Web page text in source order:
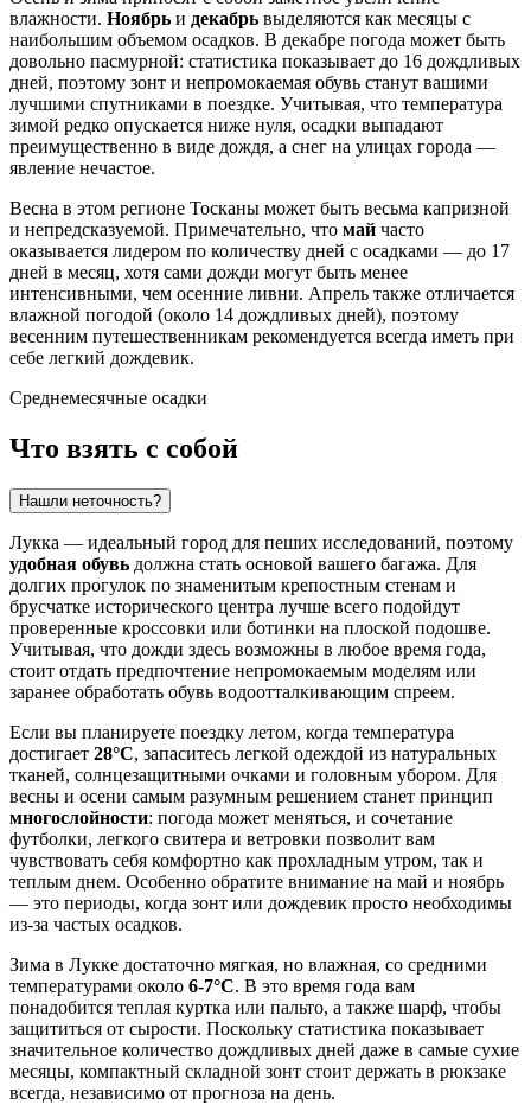
влажности. Ноябрь и декабрь выделяются как месяцы с
наибольшим объемом осадков. В декабре погода может быть
довольно пасмурной: статистика показывает до 16 дождливых
дней, поэтому зонт и непромокаемая обувь станут вашими
лучшими спутниками в поездке. Учитывая, что температура
зимой редко опускается ниже нуля, осадки выпадают
преимущественно в виде дождя, а снег на улицах города —
явление нечастое.
Весна в этом регионе Тосканы может быть весьма капризной
и непредсказуемой. Примечательно, что май часто
оказывается лидером по количеству дней с осадками — до 17
дней в месяц, хотя сами дожди могут быть менее
интенсивными, чем осенние ливни. Апрель также отличается
влажной погодой (около 14 дождливых дней), поэтому
весенним путешественникам рекомендуется всегда иметь при
себе легкий дождевик.
Среднемесячные осадки
Что взять с собой
Нашли неточность?
Лукка — идеальный город для пеших исследований, поэтому
удобная обувь должна стать основой вашего багажа. Для
долгих прогулок по знаменитым крепостным стенам и
брусчатке исторического центра лучше всего подойдут
проверенные кроссовки или ботинки на плоской подошве.
Учитывая, что дожди здесь возможны в любое время года,
стоит отдать предпочтение непромокаемым моделям или
заранее обработать обувь водоотталкивающим спреем.
Если вы планируете поездку летом, когда температура
достигает 28°C, запаситесь легкой одеждой из натуральных
тканей, солнцезащитными очками и головным убором. Для
весны и осени самым разумным решением станет принцип
многослойности: погода может меняться, и сочетание
футболки, легкого свитера и ветровки позволит вам
чувствовать себя комфортно как прохладным утром, так и
теплым днем. Особенно обратите внимание на май и ноябрь
— это периоды, когда зонт или дождевик просто необходимы
из-за частых осадков.
Зима в Лукке достаточно мягкая, но влажная, со средними
температурами около 6-7°C. В это время года вам
понадобится теплая куртка или пальто, а также шарф, чтобы
защититься от сырости. Поскольку статистика показывает
значительное количество дождливых дней даже в самые сухие
месяцы, компактный складной зонт стоит держать в рюкзаке
всегда, независимо от прогноза на день.